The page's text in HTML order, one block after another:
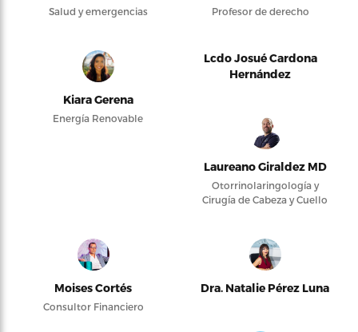
Salud y emergencias Profesor de derecho
Kiara Gerena
Energía Renovable
Lcdo Josué Cardona
Hernández
Laureano Giraldez MD
Otorrinolaringología y
Cirugía de Cabeza y Cuello
Moises Cortés
Consultor Financiero
Dra. Natalie Pérez Luna